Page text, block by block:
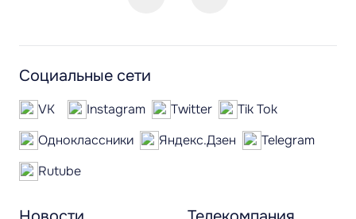
Социальные сети
VK Instagram Twitter
Tik Tok
Одноклассники
Яндекс.Дзен
Telegram
Rutube